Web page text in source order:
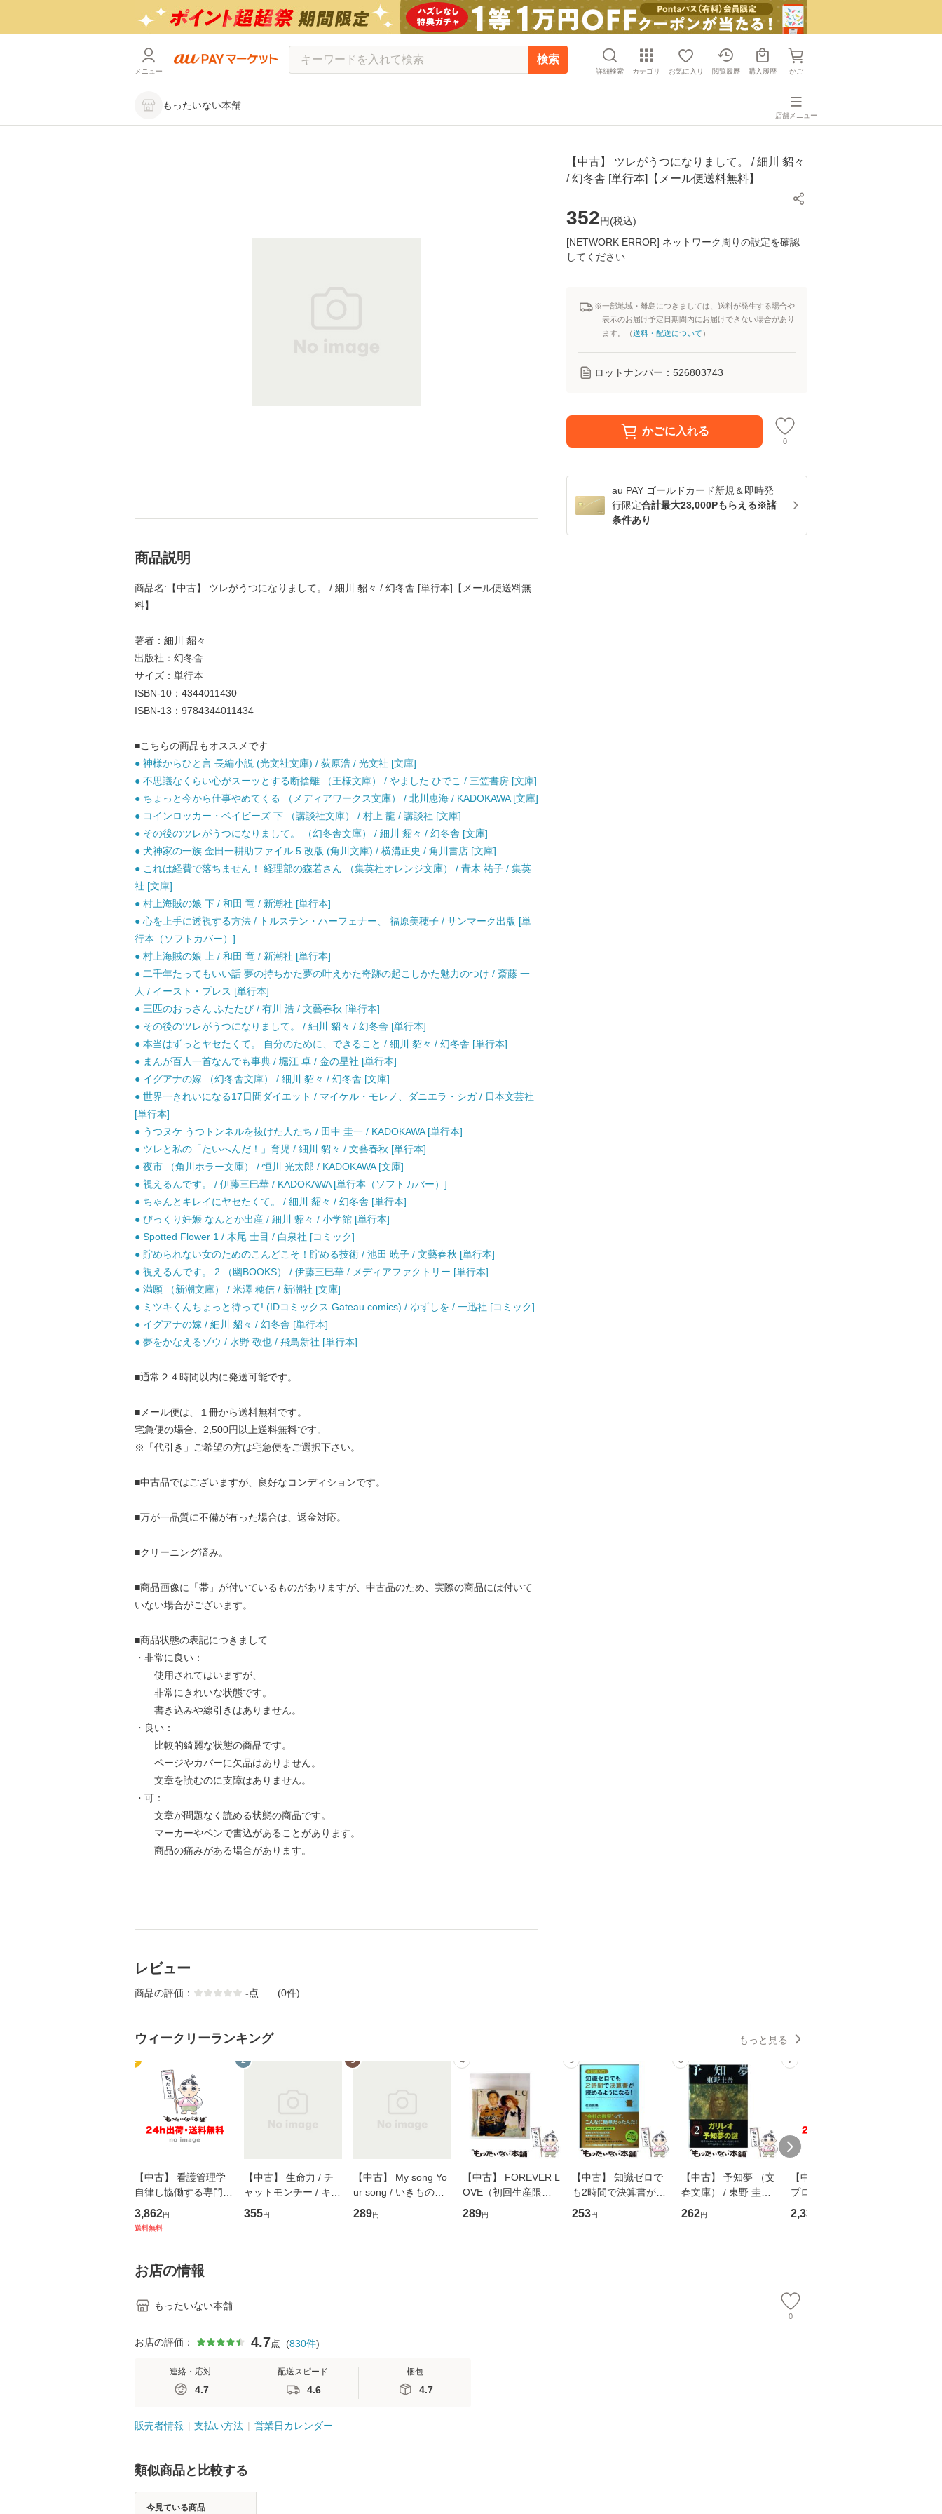
メニュー
検索
詳細検索 カテゴリ お気に入り 閲覧履歴 購入履歴 かご
もったいない本舗
店舗メニュー
【中古】 ツレがうつになりまして。 / 細川 貂々
/ 幻冬舎 [単行本]【メール便送料無料】
352円(税込)
[NETWORK ERROR] ネットワーク周りの設定を確認
してください
※一部地域・離島につきましては、送料が発生する場合や
表示のお届け予定日期間内にお届けできない場合があり
ます。（送料・配送について ）
ロットナンバー： 526803743
かごに入れる
0
au PAY ゴールドカード新規＆即時発
行限定合計最大23,000Pもらえる※諸
条件あり
商品説明
商品名:【中古】 ツレがうつになりまして。 / 細川 貂々 / 幻冬舎 [単行本]【メール便送料無
料】
著者：細川 貂々
出版社：幻冬舎
サイズ：単行本
ISBN-10：4344011430
ISBN-13：9784344011434
■こちらの商品もオススメです
● 神様からひと言 長編小説 (光文社文庫) / 荻原浩 / 光文社 [文庫]
● 不思議なくらい心がスーッとする断捨離 （王様文庫） / やました ひでこ / 三笠書房 [文庫]
● ちょっと今から仕事やめてくる （メディアワークス文庫） / 北川恵海 / KADOKAWA [文庫]
● コインロッカー・ベイビーズ 下 （講談社文庫） / 村上 龍 / 講談社 [文庫]
● その後のツレがうつになりまして。 （幻冬舎文庫） / 細川 貂々 / 幻冬舎 [文庫]
● 犬神家の一族 金田一耕助ファイル 5 改版 (角川文庫) / 横溝正史 / 角川書店 [文庫]
● これは経費で落ちません！ 経理部の森若さん （集英社オレンジ文庫） / 青木 祐子 / 集英
社 [文庫]
● 村上海賊の娘 下 / 和田 竜 / 新潮社 [単行本]
● 心を上手に透視する方法 / トルステン・ハーフェナー、 福原美穂子 / サンマーク出版 [単
行本（ソフトカバー）]
● 村上海賊の娘 上 / 和田 竜 / 新潮社 [単行本]
● 二千年たってもいい話 夢の持ちかた夢の叶えかた奇跡の起こしかた魅力のつけ / 斎藤 一
人 / イースト・プレス [単行本]
● 三匹のおっさん ふたたび / 有川 浩 / 文藝春秋 [単行本]
● その後のツレがうつになりまして。 / 細川 貂々 / 幻冬舎 [単行本]
● 本当はずっとヤセたくて。 自分のために、できること / 細川 貂々 / 幻冬舎 [単行本]
● まんが百人一首なんでも事典 / 堀江 卓 / 金の星社 [単行本]
● イグアナの嫁 （幻冬舎文庫） / 細川 貂々 / 幻冬舎 [文庫]
● 世界一きれいになる17日間ダイエット / マイケル・モレノ、ダニエラ・シガ / 日本文芸社
[単行本]
● うつヌケ うつトンネルを抜けた人たち / 田中 圭一 / KADOKAWA [単行本]
● ツレと私の「たいへんだ！」育児 / 細川 貂々 / 文藝春秋 [単行本]
● 夜市 （角川ホラー文庫） / 恒川 光太郎 / KADOKAWA [文庫]
● 視えるんです。 / 伊藤三巳華 / KADOKAWA [単行本（ソフトカバー）]
● ちゃんとキレイにヤセたくて。 / 細川 貂々 / 幻冬舎 [単行本]
● びっくり妊娠 なんとか出産 / 細川 貂々 / 小学館 [単行本]
● Spotted Flower 1 / 木尾 士目 / 白泉社 [コミック]
● 貯められない女のためのこんどこそ！貯める技術 / 池田 暁子 / 文藝春秋 [単行本]
● 視えるんです。 2 （幽BOOKS） / 伊藤三巳華 / メディアファクトリー [単行本]
● 満願 （新潮文庫） / 米澤 穂信 / 新潮社 [文庫]
● ミツキくんちょっと待って! (IDコミックス Gateau comics) / ゆずしを / 一迅社 [コミック]
● イグアナの嫁 / 細川 貂々 / 幻冬舎 [単行本]
● 夢をかなえるゾウ / 水野 敬也 / 飛鳥新社 [単行本]
■通常２４時間以内に発送可能です。
■メール便は、１冊から送料無料です。
宅急便の場合、2,500円以上送料無料です。
※「代引き」ご希望の方は宅急便をご選択下さい。
■中古品ではございますが、良好なコンディションです。
■万が一品質に不備が有った場合は、返金対応。
■クリーニング済み。
■商品画像に「帯」が付いているものがありますが、中古品のため、実際の商品には付いて
いない場合がございます。
■商品状態の表記につきまして
・非常に良い：
使用されてはいますが、
非常にきれいな状態です。
書き込みや線引きはありません。
・良い：
比較的綺麗な状態の商品です。
ページやカバーに欠品はありません。
文章を読むのに支障はありません。
・可：
文章が問題なく読める状態の商品です。
マーカーやペンで書込があることがあります。
商品の痛みがある場合があります。
レビュー
商品の評価： -点 (0件)
ウィークリーランキング もっと見る
1
【中古】 看護管理学
自律し協働する専門職
の看護マネジメントス
キル 改訂第3版 (看護
堂 [単行
3,862円
送料無料
2
【中古】 生命力 / チ
ャットモンチー / キュ
ーンレコード [CD]
【メール便送料無料】
355円
3
【中古】 My song Yo
ur song / いきものが
かり / [CD]【メール便
送料無料】
289円
4
【中古】 FOREVER L
OVE（初回生産限定
盤） / 清水翔太×加藤
ミリヤ / [CD]【メール
289円
5
【中古】 知識ゼロで
も2時間で決算書が読
めるようになる！ 会
計超入門！ / 佐伯 良
253円
6
【中古】 予知夢 （文
春文庫） / 東野 圭吾 /
文藝春秋 [文庫]【メー
ル便送料無料】
262円
7
【中古】 野ブタ。を
プロデュース [DVD-B
OX] / バップ [DVD]
【メール便送料無料】
2,335
お店の情報
もったいない本舗
0
お店の評価： 4.7点 (830件)
連絡・応対
4.7
配送スピード
4.6
梱包
4.7
販売者情報 支払い方法 営業日カレンダー
類似商品と比較する
今見ている商品